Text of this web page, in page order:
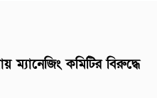
ম্যানেজিং কমিটির বিরুদ্ধে